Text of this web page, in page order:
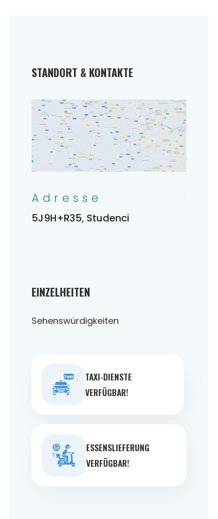
EINZELHEITEN
Sehenswürdigkeiten
TAXI-DIENSTE
VERFÜGBAR!
ESSENSLIEFERUNG
VERFÜGBAR!
STANDORT & KONTAKTE
Adresse
5J9H+R35, Studenci